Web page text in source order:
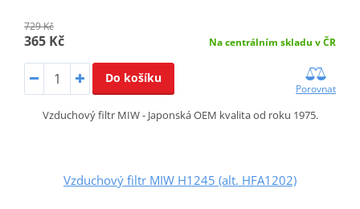
729 Kč
365 Kč Na centrálním skladu v ČR
Do košíku
Porovnat
Vzduchový filtr MIW - Japonská OEM kvalita od roku 1975.
Vzduchový filtr MIW H1245 (alt. HFA1202)